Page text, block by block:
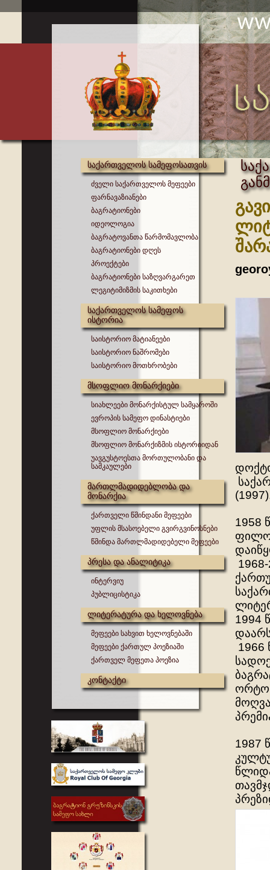
საქართველოს სამეფოსათვის
ძველი საქართველოს მეფეები
ფარნავაზიანები
ბაგრატიონები
იდეოლოგია
ბაგრატოვანთა წარმომავლობა
ბაგრატიონები დღეს
პროექტები
ბაგრატიონები საზღვარგარეთ
ლეგიტიმიზმის საკითხები
საქართველოს სამეფოს
ისტორია
საისტორიო მატიანეები
საისტორიო ნაშრომები
საისტორიო მოთხრობები
მსოფლიო მონარქიები
სიახლეები მონარქისტულ სამყაროში
ევროპის სამეფო დინასტიები
მსოფლიო მონარქიები
მსოფლიო მონარქიზმის ისტორიიდან
უავგუსტოესთა მორთულობანი და
სამკაულები
მართლმადიდებლობა და
მონარქია
ქართველი წმინდანი მეფეები
უფლის მსასოებელი გვირგვინოსნები
წმინდა მართლმადიდებელი მეფეები
პრესა და ანალიტიკა
ინტერვიუ
პუბლიცისტიკა
ლიტერატურა და ხელოვნება
მეფეები სახვით ხელოვნებაში
მეფეები ქართულ პოეზიაში
ქართველ მეფეთა პოეზია
კონტაქტი
1958
1994
1966
1987